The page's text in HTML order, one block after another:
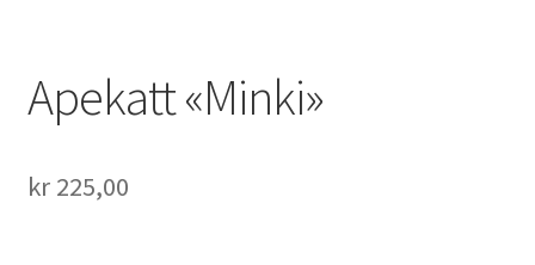
Apekatt «Minki»
kr225,00